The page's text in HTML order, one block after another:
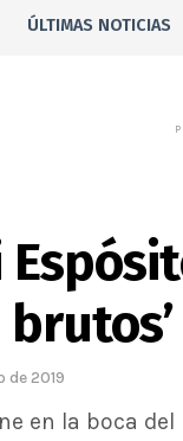
ÚLTIMAS NOTICIAS
de 2019
en la boca